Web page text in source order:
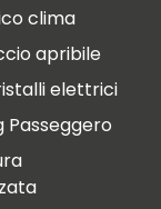
clima
apribile
elettrici
Passeggero